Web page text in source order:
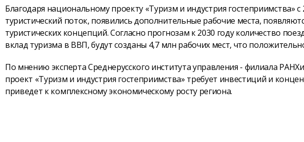
Благодаря национальному проекту «Туризм и индустрия гостеприимства» с
туристический поток, появились дополнительные рабочие места,
туристических концепций. Согласно прогнозам к 2030 году количество
вклад туризма в ВВП, будут созданы 4,7 млн рабочих мест, что
По мнению эксперта Среднерусского института управления - филиала
проект «Туризм и индустрия гостеприимства» требует инвестиций и
приведет к комплексному экономическому росту региона.